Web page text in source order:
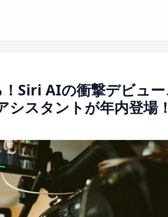
Siri AIの衝撃デビュ
シスタントが年内登場